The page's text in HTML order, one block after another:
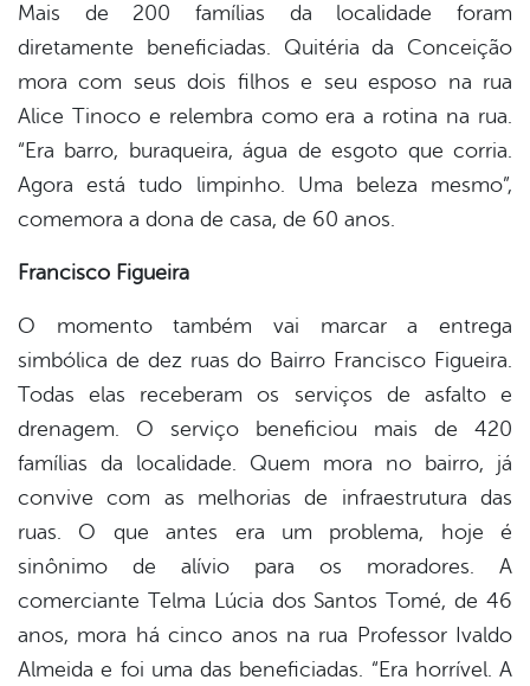
Mais de 200 famílias da localidade foram
diretamente beneficiadas. Quitéria da Conceição
mora com seus dois filhos e seu esposo na rua
Alice Tinoco e relembra como era a rotina na rua.
“Era barro, buraqueira, água de esgoto que corria.
Agora está tudo limpinho. Uma beleza mesmo”,
comemora a dona de casa, de 60 anos.
Francisco Figueira
O momento também vai marcar a entrega
simbólica de dez ruas do Bairro Francisco Figueira.
Todas elas receberam os serviços de asfalto e
drenagem. O serviço beneficiou mais de 420
famílias da localidade. Quem mora no bairro, já
convive com as melhorias de infraestrutura das
ruas. O que antes era um problema, hoje é
sinônimo de alívio para os moradores. A
comerciante Telma Lúcia dos Santos Tomé, de 46
anos, mora há cinco anos na rua Professor Ivaldo
Almeida e foi uma das beneficiadas. “Era horrível. A